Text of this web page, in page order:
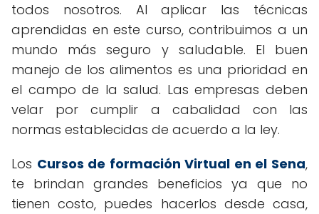
todos nosotros. Al aplicar las técnicas
aprendidas en este curso, contribuimos a un
mundo más seguro y saludable. El buen
manejo de los alimentos es una prioridad en
el campo de la salud. Las empresas deben
velar por cumplir a cabalidad con las
normas establecidas de acuerdo a la ley.
Los Cursos de formación Virtual en el Sena,
te brindan grandes beneficios ya que no
tienen costo, puedes hacerlos desde casa,